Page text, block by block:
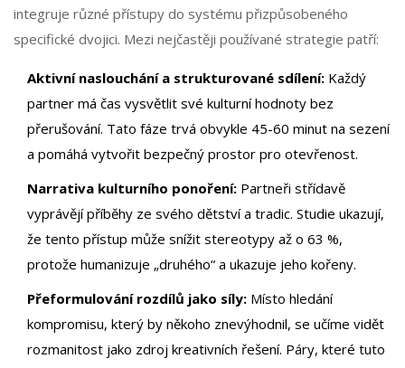
integruje různé přístupy do systému přizpůsobeného
specifické dvojici. Mezi nejčastěji používané strategie patří:
Aktivní naslouchání a strukturované sdílení: Každý
partner má čas vysvětlit své kulturní hodnoty bez
přerušování. Tato fáze trvá obvykle 45-60 minut na sezení
a pomáhá vytvořit bezpečný prostor pro otevřenost.
Narrativa kulturního ponoření: Partneři střídavě
vyprávějí příběhy ze svého dětství a tradic. Studie ukazují,
že tento přístup může snížit stereotypy až o 63 %,
protože humanizuje „druhého“ a ukazuje jeho kořeny.
Přeformulování rozdílů jako síly: Místo hledání
kompromisu, který by někoho znevýhodnil, se učíme vidět
rozmanitost jako zdroj kreativních řešení. Páry, které tuto